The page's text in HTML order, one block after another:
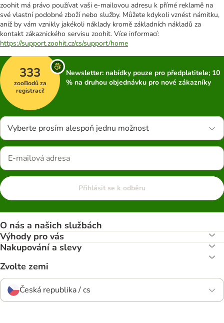
zoohit má právo používat vaši e-mailovou adresu k přímé reklamě na
své vlastní podobné zboží nebo služby. Můžete kdykoli vznést námitku,
aniž by vám vznikly jakékoli náklady kromě základních nákladů za
kontakt zákaznického servisu zoohit. Více informací:
https://support.zoohit.cz/cs/support/home
333
zooBodů za
registraci!
Newsletter: nabídky pouze pro předplatitele; 10
% na druhou objednávku pro nové zákazníky
Vyberte prosím alespoň jednu možnost
Přihlásit se k odběru
O nás a našich službách
Výhody pro vás
Nakupování a slevy
Zvolte zemi
Česká republika / cs